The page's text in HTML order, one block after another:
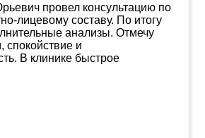
провел консультацию по
лицевому составу. По итогу
анализы. Отмечу
спокойствие и
В клинике быстрое